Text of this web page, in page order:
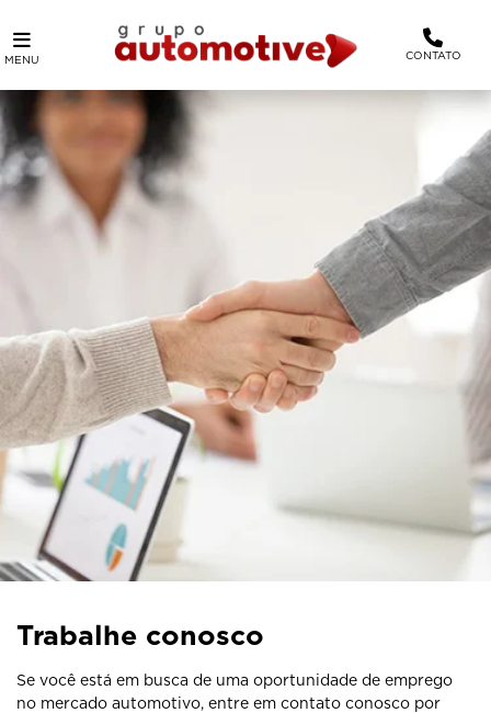
MENU CONTATO
Trabalhe conosco
Se você está em busca de uma oportunidade de emprego
no mercado automotivo, entre em contato conosco por